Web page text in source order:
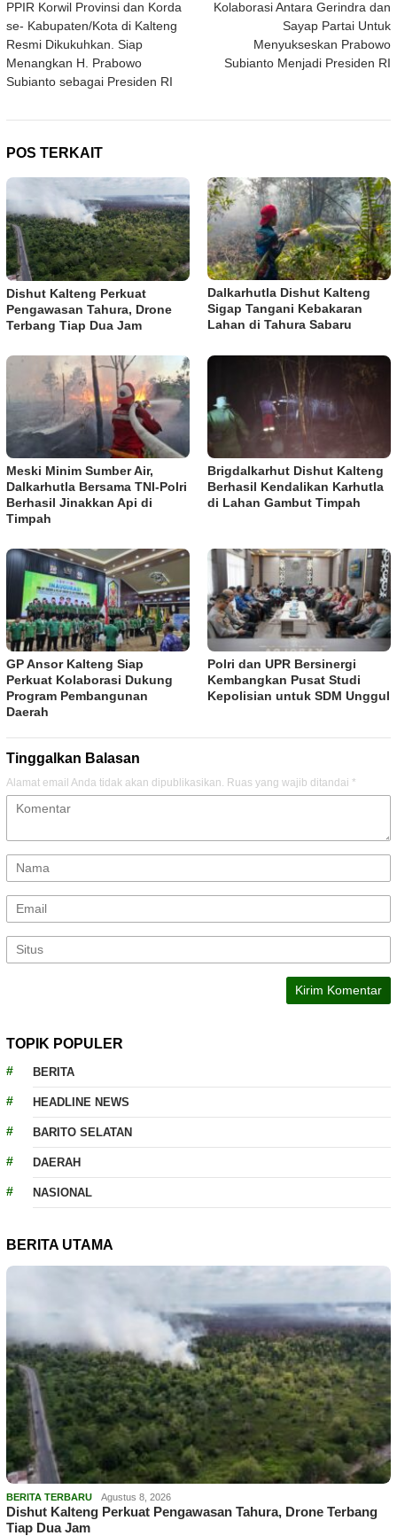
pos
PPIR Korwil Provinsi dan Korda
se- Kabupaten/Kota di Kalteng
Resmi Dikukuhkan. Siap
Menangkan H. Prabowo
Subianto sebagai Presiden RI
Kolaborasi Antara Gerindra dan
Sayap Partai Untuk
Menyukseskan Prabowo
Subianto Menjadi Presiden RI
POS TERKAIT
Dishut Kalteng Perkuat
Pengawasan Tahura, Drone
Terbang Tiap Dua Jam
Dalkarhutla Dishut Kalteng
Sigap Tangani Kebakaran
Lahan di Tahura Sabaru
Meski Minim Sumber Air,
Dalkarhutla Bersama TNI-Polri
Berhasil Jinakkan Api di
Timpah
Brigdalkarhut Dishut Kalteng
Berhasil Kendalikan Karhutla
di Lahan Gambut Timpah
GP Ansor Kalteng Siap
Perkuat Kolaborasi Dukung
Program Pembangunan
Daerah
Polri dan UPR Bersinergi
Kembangkan Pusat Studi
Kepolisian untuk SDM Unggul
Tinggalkan Balasan
Alamat email Anda tidak akan dipublikasikan. Ruas yang wajib ditandai *
TOPIK POPULER
BERITA
HEADLINE NEWS
BARITO SELATAN
DAERAH
NASIONAL
BERITA UTAMA
BERITA TERBARU Agustus 8, 2026
Dishut Kalteng Perkuat Pengawasan Tahura, Drone Terbang
Tiap Dua Jam